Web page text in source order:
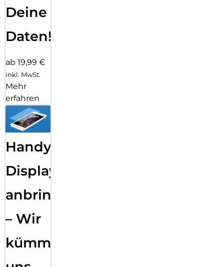
Deine
Daten!
ab 19,99 €
inkl. MwSt.
Mehr
erfahren
Handy
Displayfolie
anbringen
– Wir
kümmern